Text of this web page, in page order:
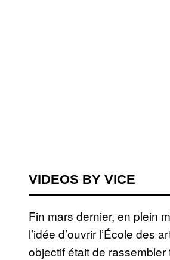
VIDEOS BY VICE
Fin mars dernier, en plein
l’idée d’ouvrir l’École
objectif était de